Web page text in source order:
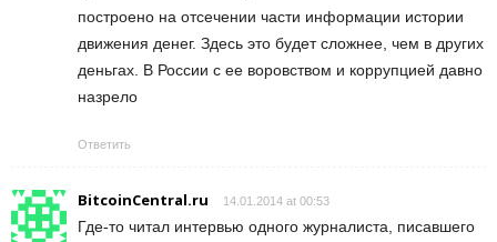
построено на отсечении части информации истории
движения денег. Здесь это будет сложнее, чем в других
деньгах. В России с ее воровством и коррупцией давно
назрело
Ответить
BitcoinCentral.ru 14.01.2014 at 00:53
Где-то читал интервью одного журналиста, писавшего